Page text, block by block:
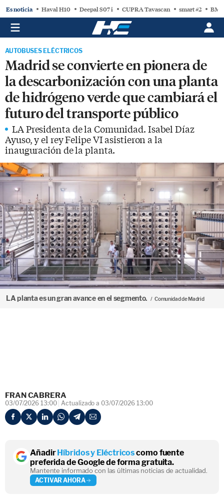
Es noticia Haval H10 Deepal S07 i CUPRA Tavascan smart #2
AUTOBUSES ELÉCTRICOS
Madrid se convierte en pionera de
la descarbonización con una planta
de hidrógeno verde que cambiará el
futuro del transporte público
LA Presidenta de la Comunidad. Isabel Díaz
Ayuso, y el rey Felipe VI asistieron a la
inauguración de la planta.
LA planta es un gran avance en el segmento. Comunidad de Madrid
FRAN CABRERA
03/07/2026 13:00 Actualizado a 03/07/2026 13:00
AñadirHíbridos y Eléctricoscomo fuente
preferida de Google de forma gratuita.
Mantente informado con las últimas noticias de actualidad.
ACTIVAR AHORA